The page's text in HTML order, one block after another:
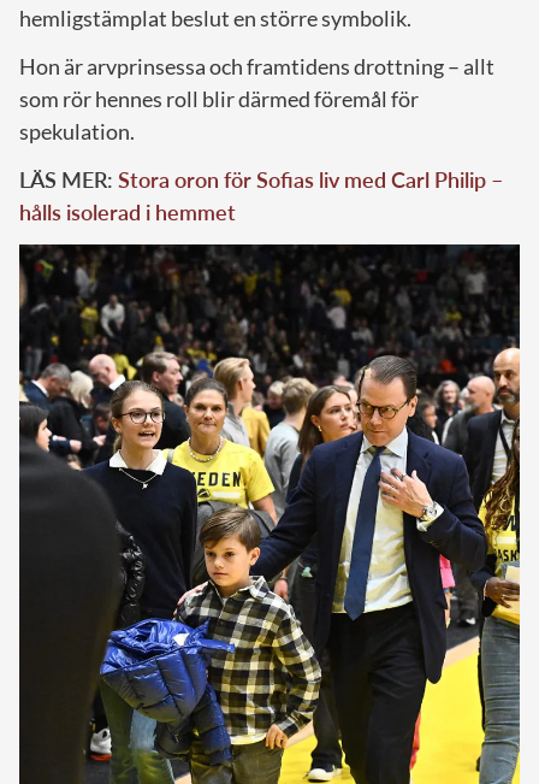
hemligstämplat beslut en större symbolik.
Hon är arvprinsessa och framtidens drottning – allt
som rör hennes roll blir därmed föremål för
spekulation.
LÄS MER: Stora oron för Sofias liv med Carl Philip –
hålls isolerad i hemmet